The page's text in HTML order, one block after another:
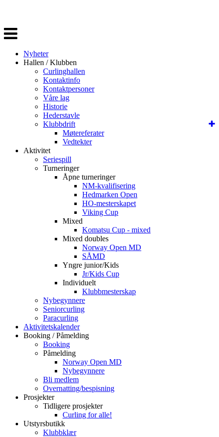
Veksle
navigasjon
Nyheter
Hallen / Klubben
Curlinghallen
Kontaktinfo
Kontaktpersoner
Våre lag
Historie
Hederstavle
Klubbdrift
Møtereferater
Vedtekter
Aktivitet
Seriespill
Turneringer
Åpne turneringer
NM-kvalifisering
Hedmarken Open
HO-mesterskapet
Viking Cup
Mixed
Komatsu Cup - mixed
Mixed doubles
Norway Open MD
SÅMD
Yngre junior/Kids
Jr/Kids Cup
Individuelt
Klubbmesterskap
Nybegynnere
Seniorcurling
Paracurling
Aktivitetskalender
Booking / Påmelding
Booking
Påmelding
Norway Open MD
Nybegynnere
Bli medlem
Overnatting/bespisning
Prosjekter
Tidligere prosjekter
Curling for alle!
Utstyrsbutikk
Klubbklær